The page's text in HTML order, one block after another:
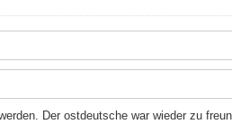
Der ostdeutsche war wieder zu